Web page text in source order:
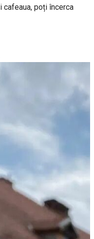
cafeaua, poți încerca